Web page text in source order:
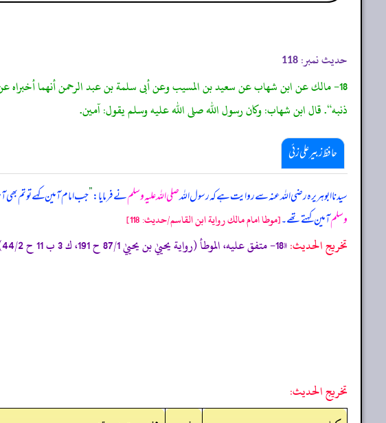
حدیث نمبر: 118
18- مالك عن ابن شهاب عن سعيد بن المسيب وعن أبى سلمة بن عبد الرحمن أنهما أخبراه عن
ذنبه“. قال ابن شهاب: وكان رسول الله صلى الله عليه وسلم يقول: آمين.
حافظ زبیر علی زئی
سیدنا ابوہریرہ رضی اللہ عنہ سے روایت ہے کہ رسول اللہصلی اللہ علیہ وسلمنے فرمایا:”جب امام آمین کہے تو تم بھی
وسلمآمین کہتے تھے۔[موطا امام مالك رواية ابن القاسم/حدیث: 118]
تخریج الحدیث:«18- متفق عليه، الموطأ (رواية يحييٰ بن يحييٰ 87/1 ح 191، ك 3 ب 11 ح 44/2) التمهيد 8/7، الاستذكار: 167، و أخرجه البخاري (780) ومسلم (410) من حديث مالك به.»
تخريج الحديث: